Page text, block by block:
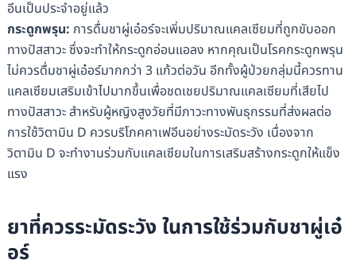
อีนเป็นประจำอยู่แล้ว
กระดูกพรุน: การดื่มชาผู่เอ๋อร์จะเพิ่มปริมาณแคลเซียมที่ถูกขับออก
ทางปัสสาวะ ซึ่งจะทำให้กระดูกอ่อนแอลง หากคุณเป็นโรคกระดูกพรุน
ไม่ควรดื่มชาผู่เอ๋อร์มากกว่า 3 แก้วต่อวัน อีกทั้งผู้ป่วยกลุ่มนี้ควรทาน
แคลเซียมเสริมเข้าไปมากขึ้นเพื่อชดเชยปริมาณแคลเซียมที่เสียไป
ทางปัสสาวะ สำหรับผู้หญิงสูงวัยที่มีภาวะทางพันธุกรรมที่ส่งผลต่อ
การใช้วิตามิน D ควรบริโภคคาเฟอีนอย่างระมัดระวัง เนื่องจาก
วิตามิน D จะทำงานร่วมกับแคลเซียมในการเสริมสร้างกระดูกให้แข็ง
แรง
ยาที่ควรระมัดระวัง ในการใช้ร่วมกับชาผู่เอ๋
อร์